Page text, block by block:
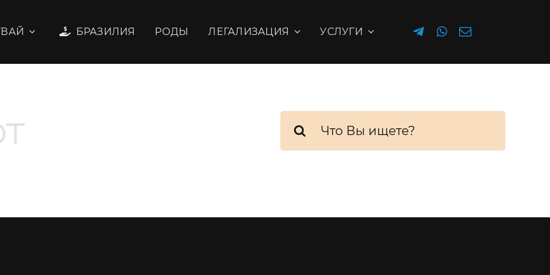
БРАЗИЛИЯ РОДЫ ЛЕГАЛИЗАЦИЯ УСЛУГИ
поиска: